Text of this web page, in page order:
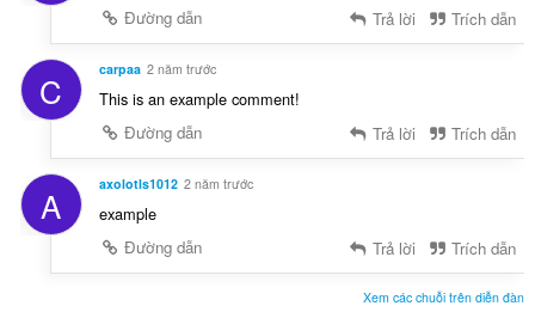
Đường dẫn
Trả lời Trích dẫn
C carpaa 2 năm trước
This is an example comment!
Đường dẫn
Trả lời Trích dẫn
A axolotls1012 2 năm trước
example
Đường dẫn
Trả lời Trích dẫn
Xem các chuỗi trên diễn đàn